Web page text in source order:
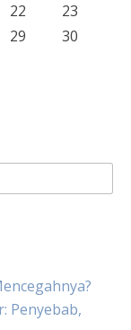
22
23
29
30
Penyebab,